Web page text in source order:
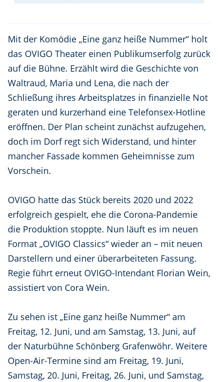
Mit der Komödie „Eine ganz heiße Nummer“ holt
das OVIGO Theater einen Publikumserfolg zurück
auf die Bühne. Erzählt wird die Geschichte von
Waltraud, Maria und Lena, die nach der
Schließung ihres Arbeitsplatzes in finanzielle Not
geraten und kurzerhand eine Telefonsex-Hotline
eröffnen. Der Plan scheint zunächst aufzugehen,
doch im Dorf regt sich Widerstand, und hinter
mancher Fassade kommen Geheimnisse zum
Vorschein.
OVIGO hatte das Stück bereits 2020 und 2022
erfolgreich gespielt, ehe die Corona-Pandemie
die Produktion stoppte. Nun läuft es im neuen
Format „OVIGO Classics“ wieder an – mit neuen
Darstellern und einer überarbeiteten Fassung.
Regie führt erneut OVIGO-Intendant Florian Wein,
assistiert von Cora Wein.
Zu sehen ist „Eine ganz heiße Nummer“ am
Freitag, 12. Juni, und am Samstag, 13. Juni, auf
der Naturbühne Schönberg Grafenwöhr. Weitere
Open-Air-Termine sind am Freitag, 19. Juni,
Samstag, 20. Juni, Freitag, 26. Juni, und Samstag,